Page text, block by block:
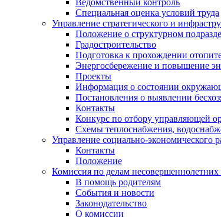
Ведомственный контроль
Специальная оценка условий труда
Управление стратегического и
Положение о структурном
Градостроительство
Подготовка к прохождении
Энергосбережение и повышение
Проекты
Информация о состоянии
Постановления о выявлении
Контакты
Конкурс по отбору управляющей
Схемы теплоснабжения,
Управление социально-экономического
Контакты
Положение
Комиссия по делам
В помощь родителям
События и новости
Законодательство
О комиссии